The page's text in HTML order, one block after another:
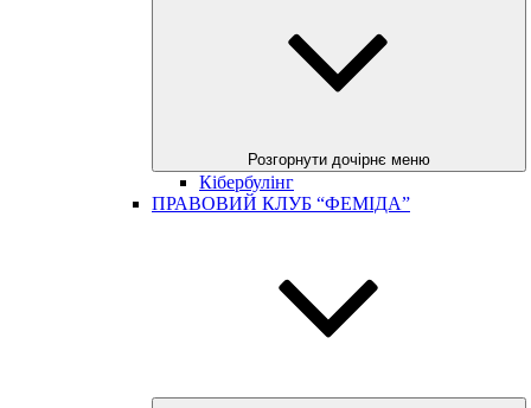
Розгорнути дочірнє меню
Кібербулінг
ПРАВОВИЙ КЛУБ “ФЕМІДА”